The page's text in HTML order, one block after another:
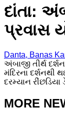
દાંતા:
પ્રવાસ
Danta, Banas
અંબાજી તીર્થ
મંદિરના
દરમ્યાન
MORE